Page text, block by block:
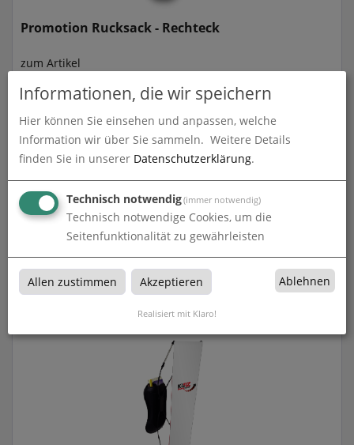
Promotion Rucksack - Rechteck
zum Artikel
Promotion Rucksack - Wind
zum Artikel
Informationen, die wir speichern
Hier können Sie einsehen und anpassen, welche
Information wir über Sie sammeln. Weitere Details
finden Sie in unserer Datenschutzerklärung.
Technisch notwendig(immer notwendig)
Technisch notwendige Cookies, um die
Seitenfunktionalität zu gewährleisten
Allen zustimmen Akzeptieren Ablehnen
Realisiert mit Klaro!